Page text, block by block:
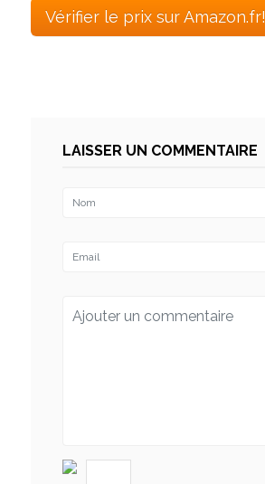
Vérifier le prix sur Amazon.fr!
LAISSER UN COMMENTAIRE